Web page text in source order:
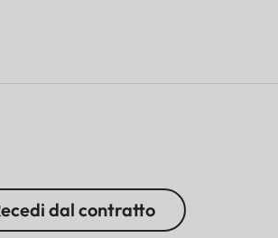
dal contratto